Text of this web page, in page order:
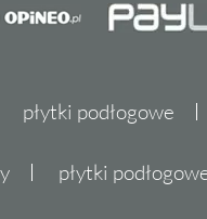
płytki podłogowe
płytki